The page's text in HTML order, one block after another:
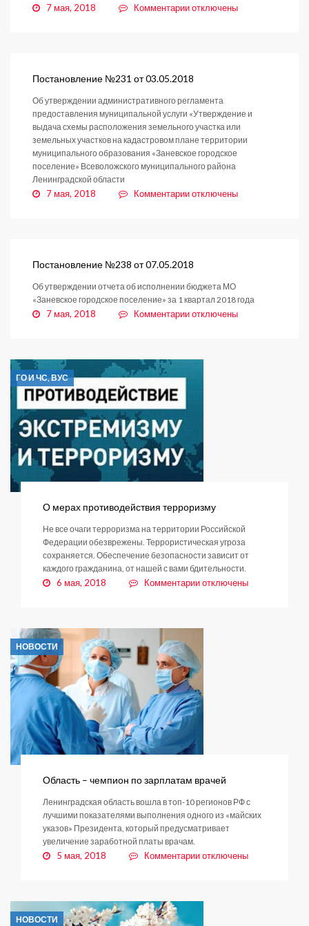
7 мая, 2018 Комментариик
03.05.2018
отключены
Постановление №231 от 03.05.2018
Об утверждении административного регламента
предоставления муниципальной услуги «Утверждение и
выдача схемы расположения земельного участка или
земельных участков на кадастровом плане территории
муниципального образования «Заневское городское
поселение» Всеволожского муниципального района
Ленинградской области
7 мая, 2018 Комментариик
03.05.2018
отключены
Постановление №238 от 07.05.2018
Об утверждении отчета об исполнении бюджета МО
«Заневское городское поселение» за 1 квартал 2018 года
7 мая, 2018 Комментариикотключены
ГО И ЧС, ВУС
О мерах противодействия терроризму
Не все очаги терроризма на территории Российской
Федерации обезврежены. Террористическая угроза
сохраняется. Обеспечение безопасности зависит от
каждого гражданина, от нашей с вами бдительности.
6 мая, 2018 Комментариикотключены
НОВОСТИ
Область – чемпион по зарплатам врачей
Ленинградская область вошла в топ-10 регионов РФ с
лучшими показателями выполнения одного из «майских
указов» Президента, который предусматривает
увеличение заработной платы врачам.
5 мая, 2018 Комментариикотключены
НОВОСТИ